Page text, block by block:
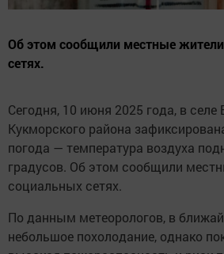
Об этом сообщили местные
сетях.
Сегодня, 10 июня 2025 года, в селе
Кукморского района
погода — температура воздуха
градусов. Об этом сообщили
социальных сетях.
По данным метеорологов, в
небольшое похолодание, однако